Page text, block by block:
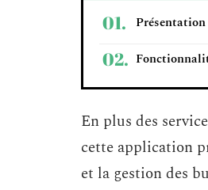
En plus des
cette application
et la gestion des